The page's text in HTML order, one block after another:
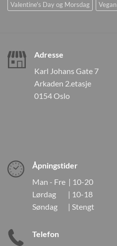
Valentine's Day og Morsdag
Vegan
Adresse
Karl Johans Gate 7
Arkaden 2.etasje
0154 Oslo
Åpningstider
Man - Fre | 10-20
Lørdag | 10-18
Søndag | Stengt
Telefon